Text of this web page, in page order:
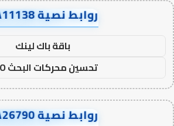
روابط نصية AA11138
باقة باك لينك
تحسين محركات البحث SEO
روابط نصية AA26790